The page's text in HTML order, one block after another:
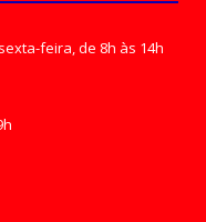
feira, de 8h às 14h